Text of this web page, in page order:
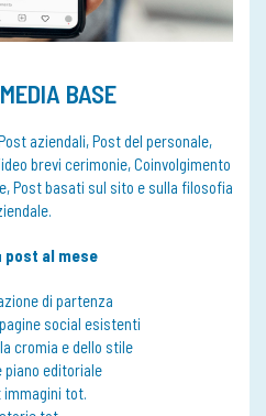
BASE
aziendali, Post del personale,
brevi cerimonie, Coinvolgimento
Post basati sul sito e sulla filosofia
post al mese
di partenza
social esistenti
cromia e dello stile
piano editoriale
tot.